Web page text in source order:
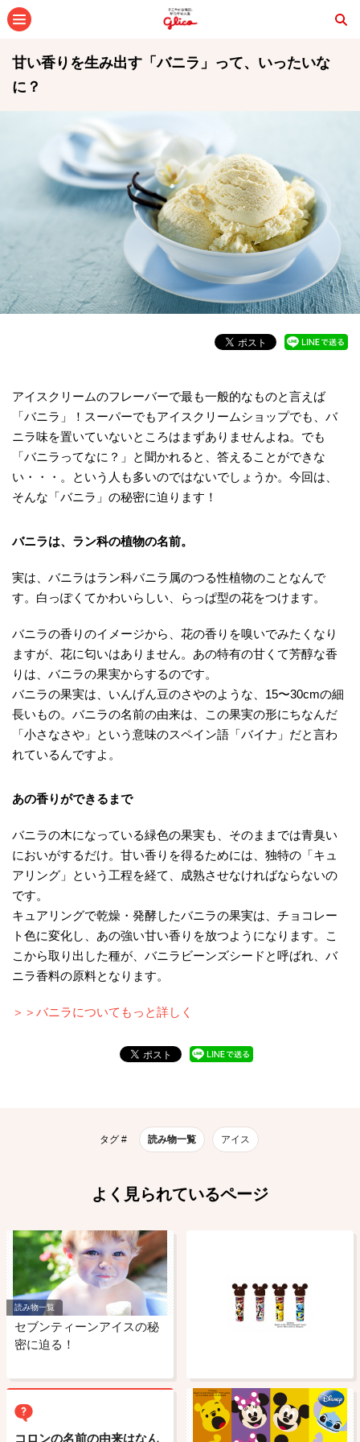
甘い香りを生み出す「バニラ」って、いったいな
に？
アイスクリームのフレーバーで最も一般的なものと言えば
「バニラ」！スーパーでもアイスクリームショップでも、バ
ニラ味を置いていないところはまずありませんよね。でも
「バニラってなに？」と聞かれると、答えることができな
い・・・。という人も多いのではないでしょうか。今回は、
そんな「バニラ」の秘密に迫ります！
バニラは、ラン科の植物の名前。
実は、バニラはラン科バニラ属のつる性植物のことなんで
す。白っぽくてかわいらしい、らっぱ型の花をつけます。
バニラの香りのイメージから、花の香りを嗅いでみたくなり
ますが、花に匂いはありません。あの特有の甘くて芳醇な香
りは、バニラの果実からするのです。
バニラの果実は、いんげん豆のさやのような、15〜30cmの細
長いもの。バニラの名前の由来は、この果実の形にちなんだ
「小さなさや」という意味のスペイン語「バイナ」だと言わ
れているんですよ。
あの香りができるまで
バニラの木になっている緑色の果実も、そのままでは青臭い
においがするだけ。甘い香りを得るためには、独特の「キュ
アリング」という工程を経て、成熟させなければならないの
です。
キュアリングで乾燥・発酵したバニラの果実は、チョコレー
ト色に変化し、あの強い甘い香りを放つようになります。こ
こから取り出した種が、バニラビーンズシードと呼ばれ、バ
ニラ香料の原料となります。
＞＞バニラについてもっと詳しく
タグ # 読み物一覧 アイス
よく見られているページ
読み物一覧
セブンティーンアイスの秘
密に迫る！
コロンの名前の由来はなん